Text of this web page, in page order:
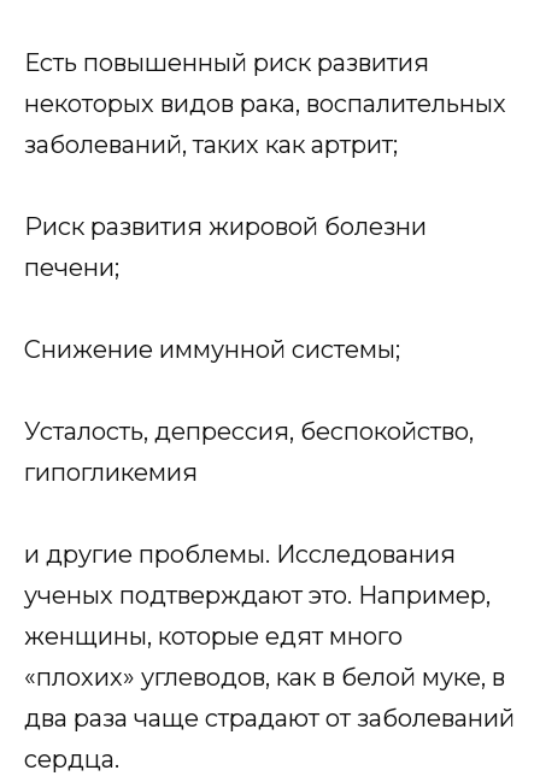
Есть повышенный риск развития
некоторых видов рака, воспалительных
заболеваний, таких как артрит;
Риск развития жировой болезни
печени;
Снижение иммунной системы;
Усталость, депрессия, беспокойство,
гипогликемия
и другие проблемы. Исследования
ученых подтверждают это. Например,
женщины, которые едят много
«плохих» углеводов, как в белой муке, в
два раза чаще страдают от заболеваний
сердца.